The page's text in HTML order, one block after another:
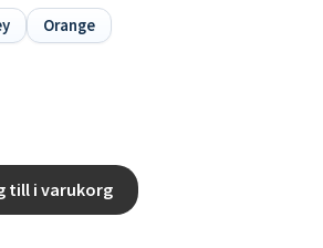
Orange
till i varukorg